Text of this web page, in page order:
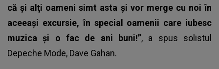
că şi alţi oameni simt asta şi vor merge cu noi în
aceeaşi excursie, în special oamenii care iubesc
muzica şi o fac de ani buni!”, a spus solistul
Depeche Mode, Dave Gahan.